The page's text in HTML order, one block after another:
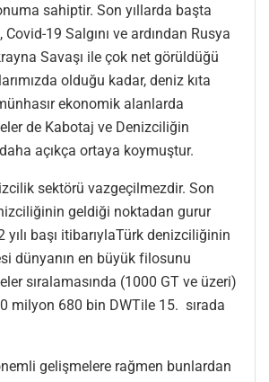
sahiptir. Son yıllarda başta
19 Salgını ve ardından Rusya
Savaşı ile çok net görüldüğü
olduğu kadar, deniz kıta
ekonomik alanlarda
de Kabotaj ve Denizciliğin
açıkça ortaya koymuştur.
sektörü vazgeçilmezdir. Son
geldiği noktadan gurur
başı itibarıylaTürk denizciliğinin
dünyanın en büyük filosunu
sıralamasında (1000 GT ve üzeri)
milyon 680 bin DWTile 15. sırada
gelişmelere rağmen bunlardan